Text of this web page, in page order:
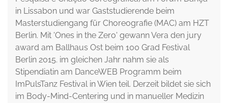
in Lissabon und war Gaststudierende beim
Masterstudiengang für Choreografie (MAC) am HZT
Berlin. Mit 'Ones in the Zero' gewann Vera den jury
award am Ballhaus Ost beim 100 Grad Festival
Berlin 2015. im gleichen Jahr nahm sie als
Stipendiatin am DanceWEB Programm beim
ImPulsTanz Festival in Wien teil. Derzeit bildet sie sich
im Body-Mind-Centering und in manueller Medizin